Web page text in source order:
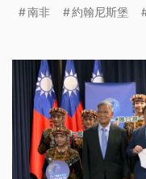
亂舞，就是受中國
南非 約翰尼斯堡